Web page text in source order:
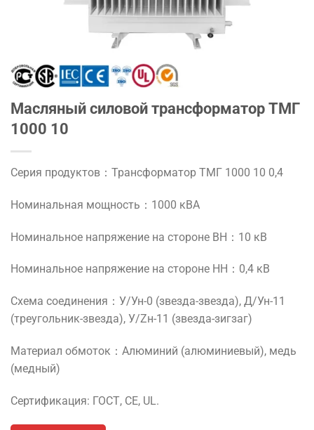
Масляный силовой трансформатор ТМГ
1000 10
Серия продуктов：Трансформатор ТМГ 1000 10 0,4
Номинальная мощность：1000 кВА
Номинальное напряжение на стороне ВН：10 кВ
Номинальное напряжение на стороне НН：0,4 кВ
Схема соединения：У/Ун-0 (звезда-звезда), Д/Ун-11
(треугольник-звезда), У/Zн-11 (звезда-зигзаг)
Материал обмоток：Алюминий (алюминиевый), медь
(медный)
Сертификация: ГОСТ, CE, UL.